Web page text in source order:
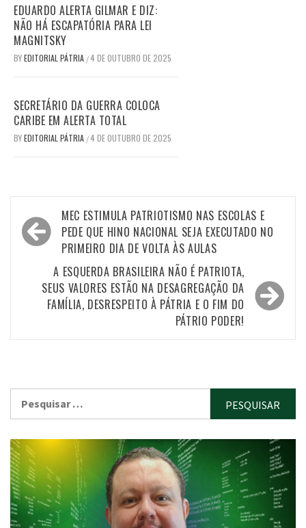
EDUARDO ALERTA GILMAR E DIZ:
NÃO HÁ ESCAPATÓRIA PARA LEI
MAGNITSKY
BYEDITORIAL PÁTRIA /4 DE OUTUBRO DE 2025
SECRETÁRIO DA GUERRA COLOCA
CARIBE EM ALERTA TOTAL
BYEDITORIAL PÁTRIA /4 DE OUTUBRO DE 2025
Navegação
de
MEC ESTIMULA PATRIOTISMO NAS ESCOLAS E
PEDE QUE HINO NACIONAL SEJA EXECUTADO NO
PRIMEIRO DIA DE VOLTA ÀS AULAS
A ESQUERDA BRASILEIRA NÃO É PATRIOTA,
SEUS VALORES ESTÃO NA DESAGREGAÇÃO DA
FAMÍLIA, DESRESPEITO À PÁTRIA E O FIM DO
PÁTRIO PODER!
por: